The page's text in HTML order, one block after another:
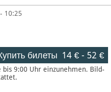
10:25
билеты 14 €- 52 €
bis 9:00 Uhr einzunehmen. Bild-